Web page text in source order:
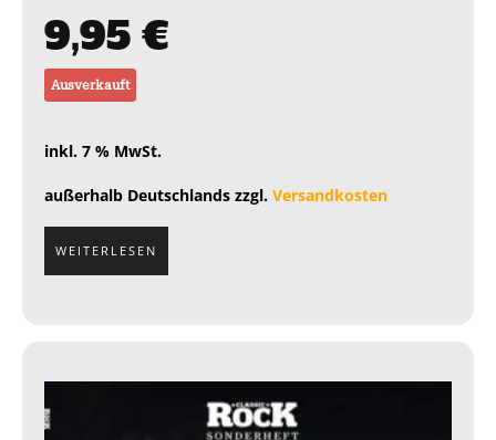
9,95 €
Ausverkauft
inkl. 7 % MwSt.
außerhalb Deutschlands zzgl. Versandkosten
WEITERLESEN